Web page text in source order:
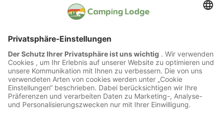
Social Media
Impressum